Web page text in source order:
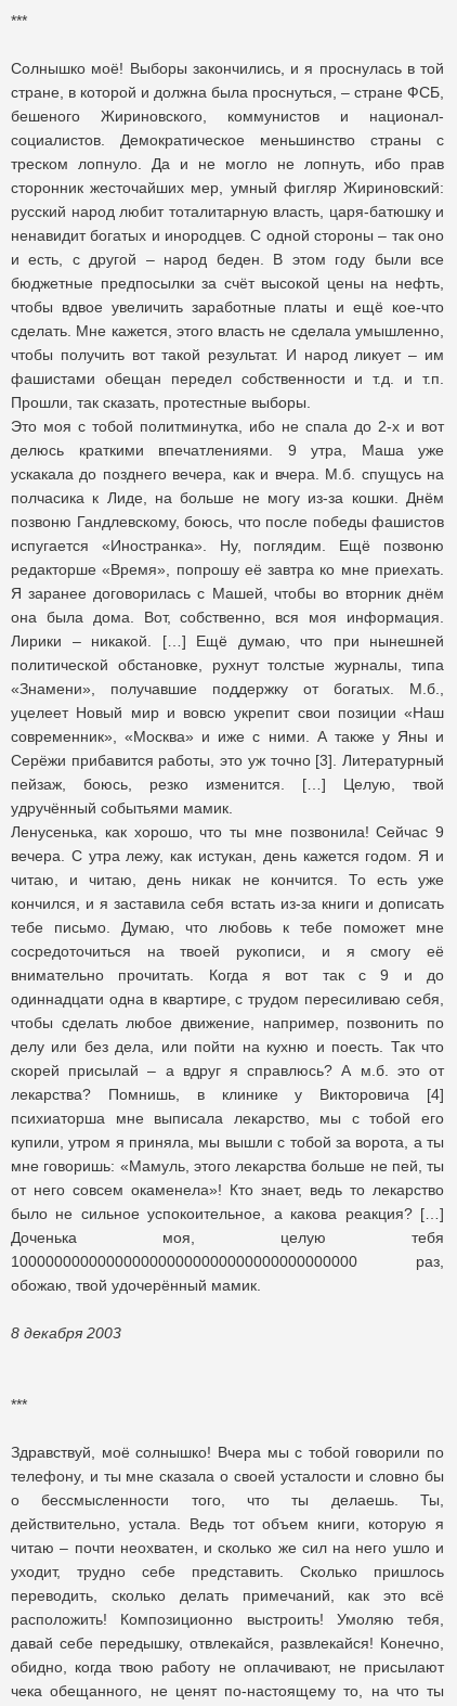
***
Солнышко моё! Выборы закончились, и я проснулась в той
стране, в которой и должна была проснуться, – стране ФСБ,
бешеного Жириновского, коммунистов и национал-
социалистов. Демократическое меньшинство страны с
треском лопнуло. Да и не могло не лопнуть, ибо прав
сторонник жесточайших мер, умный фигляр Жириновский:
русский народ любит тоталитарную власть, царя-батюшку и
ненавидит богатых и инородцев. С одной стороны – так оно
и есть, с другой – народ беден. В этом году были все
бюджетные предпосылки за счёт высокой цены на нефть,
чтобы вдвое увеличить заработные платы и ещё кое-что
сделать. Мне кажется, этого власть не сделала умышленно,
чтобы получить вот такой результат. И народ ликует – им
фашистами обещан передел собственности и т.д. и т.п.
Прошли, так сказать, протестные выборы.
Это моя с тобой политминутка, ибо не спала до 2-х и вот
делюсь краткими впечатлениями. 9 утра, Маша уже
ускакала до позднего вечера, как и вчера. М.б. спущусь на
полчасика к Лиде, на больше не могу из-за кошки. Днём
позвоню Гандлевскому, боюсь, что после победы фашистов
испугается «Иностранка». Ну, поглядим. Ещё позвоню
редакторше «Время», попрошу её завтра ко мне приехать.
Я заранее договорилась с Машей, чтобы во вторник днём
она была дома. Вот, собственно, вся моя информация.
Лирики – никакой. […] Ещё думаю, что при нынешней
политической обстановке, рухнут толстые журналы, типа
«Знамени», получавшие поддержку от богатых. М.б.,
уцелеет Новый мир и вовсю укрепит свои позиции «Наш
современник», «Москва» и иже с ними. А также у Яны и
Серёжи прибавится работы, это уж точно [3]. Литературный
пейзаж, боюсь, резко изменится. […] Целую, твой
удручённый событьями мамик.
Ленусенька, как хорошо, что ты мне позвонила! Сейчас 9
вечера. С утра лежу, как истукан, день кажется годом. Я и
читаю, и читаю, день никак не кончится. То есть уже
кончился, и я заставила себя встать из-за книги и дописать
тебе письмо. Думаю, что любовь к тебе поможет мне
сосредоточиться на твоей рукописи, и я смогу её
внимательно прочитать. Когда я вот так с 9 и до
одиннадцати одна в квартире, с трудом пересиливаю себя,
чтобы сделать любое движение, например, позвонить по
делу или без дела, или пойти на кухню и поесть. Так что
скорей присылай – а вдруг я справлюсь? А м.б. это от
лекарства? Помнишь, в клинике у Викторовича [4]
психиаторша мне выписала лекарство, мы с тобой его
купили, утром я приняла, мы вышли с тобой за ворота, а ты
мне говоришь: «Мамуль, этого лекарства больше не пей, ты
от него совсем окаменела»! Кто знает, ведь то лекарство
было не сильное успокоительное, а какова реакция? […]
Доченька моя, целую тебя
1000000000000000000000000000000000000000 раз,
обожаю, твой удочерённый мамик.
8 декабря 2003
***
Здравствуй, моё солнышко! Вчера мы с тобой говорили по
телефону, и ты мне сказала о своей усталости и словно бы
о бессмысленности того, что ты делаешь. Ты,
действительно, устала. Ведь тот объем книги, которую я
читаю – почти неохватен, и сколько же сил на него ушло и
уходит, трудно себе представить. Сколько пришлось
переводить, сколько делать примечаний, как это всё
расположить! Композиционно выстроить! Умоляю тебя,
давай себе передышку, отвлекайся, развлекайся! Конечно,
обидно, когда твою работу не оплачивают, не присылают
чека обещанного, не ценят по-настоящему то, на что ты